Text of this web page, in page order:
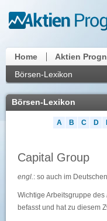
Home Aktien
Börsen-Lexikon
Börsen-Lexikon
A B C D
Capital Group
engl.: so auch im
Wichtige Arbeitsgruppe des
befasst und hat zu diesem